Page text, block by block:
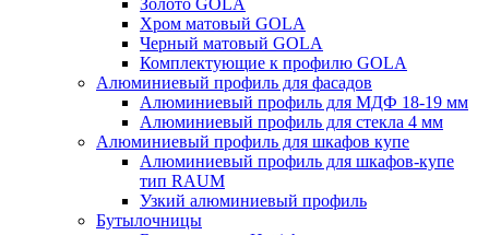
Золото GOLA
Хром матовый GOLA
Черный матовый GOLA
Комплектующие к профилю GOLA
Алюминиевый профиль для фасадов
Алюминиевый профиль для МДФ 18-19 мм
Алюминиевый профиль для стекла 4 мм
Алюминиевый профиль для шкафов купе
Алюминиевый профиль для шкафов-купе
тип RAUM
Узкий алюминиевый профиль
Бутылочницы